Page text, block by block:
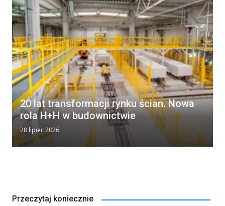
20 lat transformacji rynku ścian. Nowa
rola H+H w budownictwie
28 lipiec 2026
Przeczytaj koniecznie